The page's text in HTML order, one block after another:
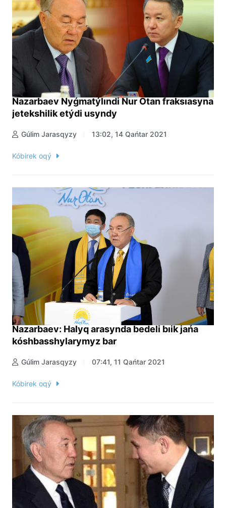
Nazarbaev Nyǵmatýlındi Nur Otan fraksıasyna
jetekshilik etýdi usyndy
Gúlim Jarasqyzy 13:02, 14 Qańtar 2021
Kóbirek oqý
Nazarbaev: Halyq arasynda bedeli bıik jańa
kóshbasshylarymyz bar
Gúlim Jarasqyzy 07:41, 11 Qańtar 2021
Kóbirek oqý